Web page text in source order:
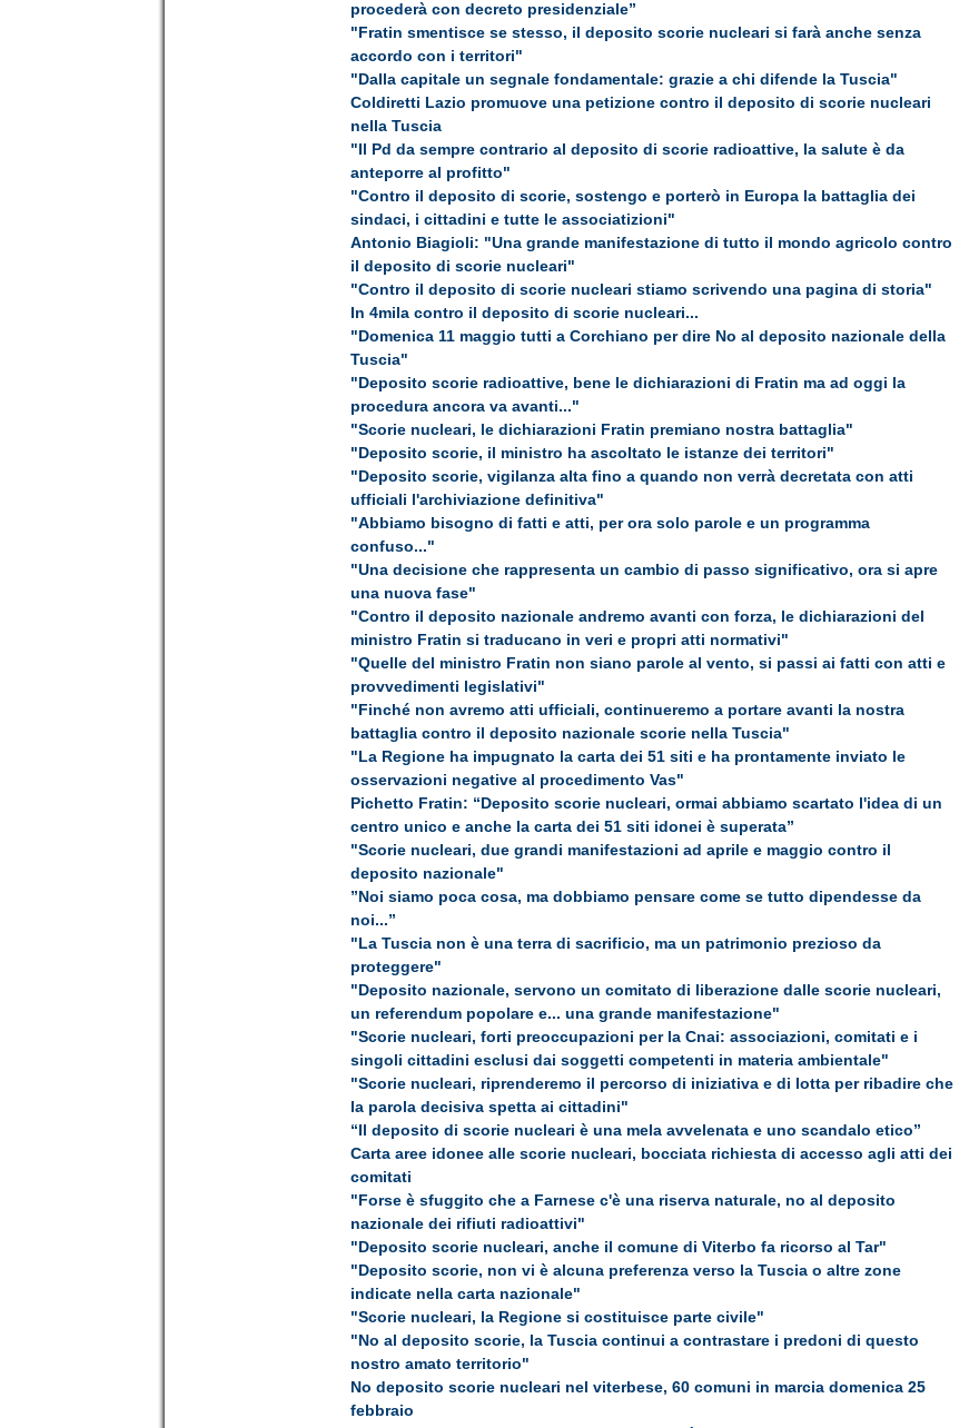
procederà con decreto presidenziale”
"Fratin smentisce se stesso, il deposito scorie nucleari si farà anche senza
accordo con i territori"
"Dalla capitale un segnale fondamentale: grazie a chi difende la Tuscia"
Coldiretti Lazio promuove una petizione contro il deposito di scorie nucleari
nella Tuscia
"Il Pd da sempre contrario al deposito di scorie radioattive, la salute è da
anteporre al profitto"
"Contro il deposito di scorie, sostengo e porterò in Europa la battaglia dei
sindaci, i cittadini e tutte le associatizioni"
Antonio Biagioli: "Una grande manifestazione di tutto il mondo agricolo contro
il deposito di scorie nucleari"
"Contro il deposito di scorie nucleari stiamo scrivendo una pagina di storia"
In 4mila contro il deposito di scorie nucleari...
"Domenica 11 maggio tutti a Corchiano per dire No al deposito nazionale della
Tuscia"
"Deposito scorie radioattive, bene le dichiarazioni di Fratin ma ad oggi la
procedura ancora va avanti..."
"Scorie nucleari, le dichiarazioni Fratin premiano nostra battaglia"
"Deposito scorie, il ministro ha ascoltato le istanze dei territori"
"Deposito scorie, vigilanza alta fino a quando non verrà decretata con atti
ufficiali l'archiviazione definitiva"
"Abbiamo bisogno di fatti e atti, per ora solo parole e un programma
confuso..."
"Una decisione che rappresenta un cambio di passo significativo, ora si apre
una nuova fase"
"Contro il deposito nazionale andremo avanti con forza, le dichiarazioni del
ministro Fratin si traducano in veri e propri atti normativi"
"Quelle del ministro Fratin non siano parole al vento, si passi ai fatti con atti e
provvedimenti legislativi"
"Finché non avremo atti ufficiali, continueremo a portare avanti la nostra
battaglia contro il deposito nazionale scorie nella Tuscia"
"La Regione ha impugnato la carta dei 51 siti e ha prontamente inviato le
osservazioni negative al procedimento Vas"
Pichetto Fratin: “Deposito scorie nucleari, ormai abbiamo scartato l'idea di un
centro unico e anche la carta dei 51 siti idonei è superata”
"Scorie nucleari, due grandi manifestazioni ad aprile e maggio contro il
deposito nazionale"
”Noi siamo poca cosa, ma dobbiamo pensare come se tutto dipendesse da
noi...”
"La Tuscia non è una terra di sacrificio, ma un patrimonio prezioso da
proteggere"
"Deposito nazionale, servono un comitato di liberazione dalle scorie nucleari,
un referendum popolare e... una grande manifestazione"
"Scorie nucleari, forti preoccupazioni per la Cnai: associazioni, comitati e i
singoli cittadini esclusi dai soggetti competenti in materia ambientale"
"Scorie nucleari, riprenderemo il percorso di iniziativa e di lotta per ribadire che
la parola decisiva spetta ai cittadini"
“Il deposito di scorie nucleari è una mela avvelenata e uno scandalo etico”
Carta aree idonee alle scorie nucleari, bocciata richiesta di accesso agli atti dei
comitati
"Forse è sfuggito che a Farnese c'è una riserva naturale, no al deposito
nazionale dei rifiuti radioattivi"
"Deposito scorie nucleari, anche il comune di Viterbo fa ricorso al Tar"
"Deposito scorie, non vi è alcuna preferenza verso la Tuscia o altre zone
indicate nella carta nazionale"
"Scorie nucleari, la Regione si costituisce parte civile"
"No al deposito scorie, la Tuscia continui a contrastare i predoni di questo
nostro amato territorio"
No deposito scorie nucleari nel viterbese, 60 comuni in marcia domenica 25
febbraio